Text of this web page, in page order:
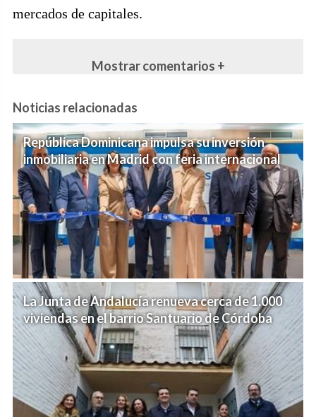
mercados de capitales.
Mostrar comentarios +
Noticias relacionadas
República Dominicana impulsa su inversión
inmobiliaria en Madrid con feria internacional
La Junta de Andalucía renueva cerca de 1.000
viviendas en el barrio Santuario de Córdoba